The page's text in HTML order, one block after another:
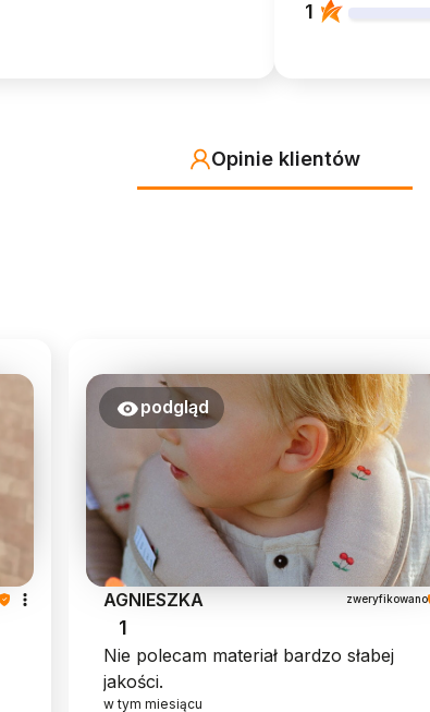
1
Opinie klientów
podgląd
AGNIESZKA zweryfikowano
1
Nie polecam materiał bardzo słabej
jakości.
w tym miesiącu